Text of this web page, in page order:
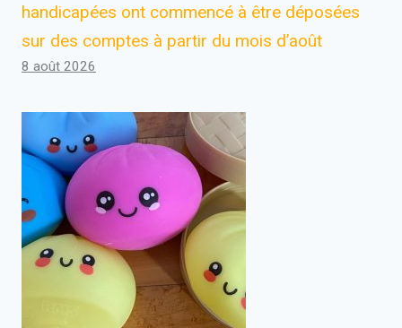
handicapées ont commencé à être déposées
sur des comptes à partir du mois d’août
8 août 2026